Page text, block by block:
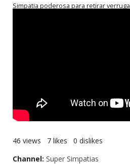
Simpatia poderosa para retirar
46 views 7 likes 0 dislikes
Channel: Super Simpatias